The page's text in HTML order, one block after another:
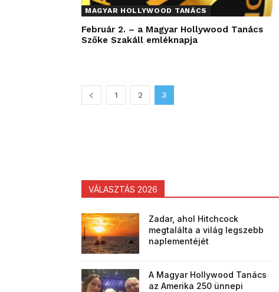
MAGYAR HOLLYWOOD TANÁCS
Február 2. – a Magyar Hollywood Tanács
Szőke Szakáll emléknapja
1 2 3
VÁLASZTÁS 2026
Zadar, ahol Hitchcock
megtalálta a világ legszebb
naplementéjét
A Magyar Hollywood Tanács
az Amerika 250 ünnepi